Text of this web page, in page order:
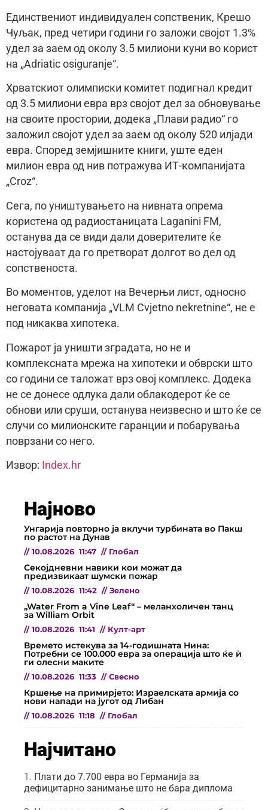
Единствениот индивидуален сопственик, Крешо
Чуљак, пред четири години го заложи својот 1.3%
удел за заем од околу 3.5 милиони куни во корист
на „Adriatic osiguranje“.
Хрватскиот олимписки комитет подигнал кредит
од 3.5 милиони евра врз својот дел за обновување
на своите простории, додека „Плави радио“ го
заложил својот удел за заем од околу 520 илјади
евра. Според земјишните книги, уште еден
милион евра од нив потражува ИТ-компанијата
„Croz“.
Сега, по уништувањето на нивната опрема
користена од радиостаницата Laganini FM,
останува да се види дали доверителите ќе
настојуваат да го претворат долгот во дел од
сопственоста.
Во моментов, уделот на Вечерњи лист, односно
неговата компанија „VLM Cvjetno nekretnine“, не е
под никаква хипотека.
Пожарот ја уништи зградата, но не и
комплексната мрежа на хипотеки и обврски што
со години се таложат врз овој комплекс. Додека
не се донесе одлука дали облакодерот ќе се
обнови или сруши, останува неизвесно и што ќе се
случи со милионските гаранции и побарувања
поврзани со него.
Извор: Index.hr
Најново
Унгарија повторно ја вклучи турбината во Пакш
по растот на Дунав
// 10.08.2026 11:47 // Глобал
Секојдневни навики кои можат да
предизвикаат шумски пожар
// 10.08.2026 11:42 // Зелено
„Water From a Vine Leaf“ – меланхоличен танц
за William Orbit
// 10.08.2026 11:41 // Култ-арт
Времето истекува за 14-годишната Нина:
Потребни се 100.000 евра за операција што ќе ѝ
ги олесни маките
// 10.08.2026 11:33 // Свесно
Кршење на примирјето: Израелската армија со
нови напади на југот од Либан
// 10.08.2026 11:18 // Глобал
Најчитано
Плати до 7.700 евра во Германија за
дефицитарно занимање што не бара диплома